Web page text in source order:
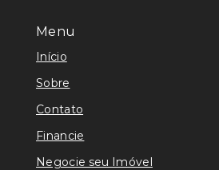
Menu
Início
Sobre
Contato
Financie
Negocie seu Imóvel